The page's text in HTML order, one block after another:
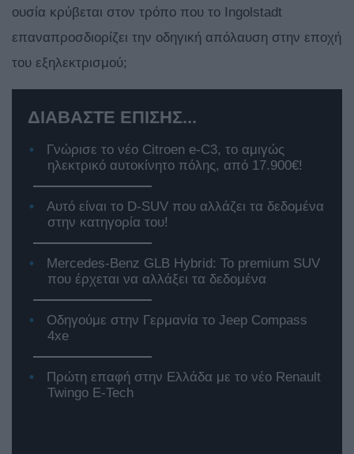
ουσία κρύβεται στον τρόπο που το Ingolstadt
επαναπροσδιορίζει την οδηγική απόλαυση στην εποχή
του εξηλεκτρισμού;
ΔΙΑΒΑΣΤΕ ΕΠΙΣΗΣ...
Γνώρισε το νέο Citroen e-C3, το αμιγώς
ηλεκτρικό αυτοκίνητο πόλης, από 17.900€!
Αυτό είναι το D-SUV που αλλάζει τα δεδομένα
στην κατηγορία του!
Mercedes-Benz GLB Hybrid: Το premium SUV
που έρχεται να αλλάξει τα δεδομένα
Οδηγούμε στην Γερμανία το Jeep Compass
4xe
Πρώτη επαφή στην Ελλάδα με το νέο Renault
Twingo E-Tech